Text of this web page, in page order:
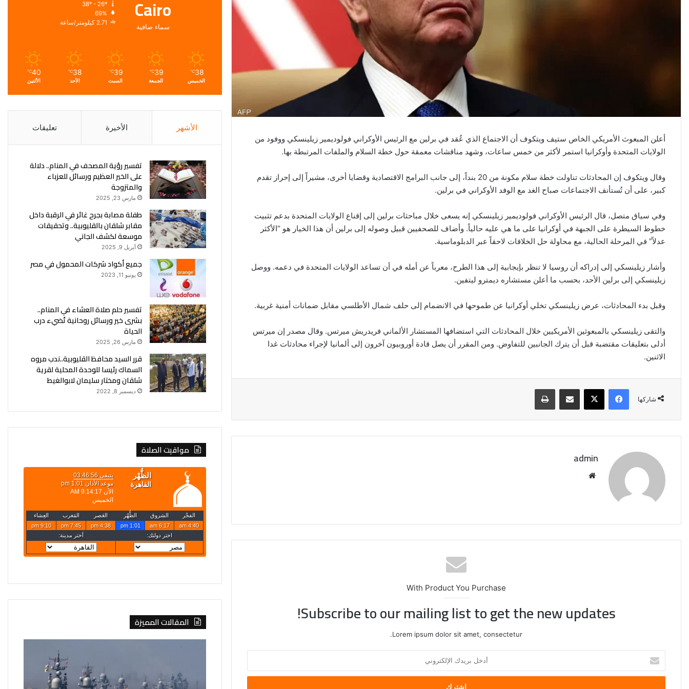
أعلن المبعوث الأمريكي الخاص ستيف ويتكوف أن الاجتماع الذي عُقد في برلين مع الرئيس الأوكراني فولوديمير زيلينسكي ووفود من
الولايات المتحدة وأوكرانيا استمر لأكثر من خمس ساعات، وشهد مناقشات معمقة حول خطة السلام والملفات المرتبطة بها.
وقال ويتكوف إن المحادثات تناولت خطة سلام مكونة من 20 بنداً، إلى جانب البرامج الاقتصادية وقضايا أخرى، مشيراً إلى إحراز تقدم
كبير، على أن تُستأنف الاجتماعات صباح الغد مع الوفد الأوكراني في برلين.
وفي سياق متصل، قال الرئيس الأوكراني فولوديمير زيلينسكي إنه يسعى خلال مباحثات برلين إلى إقناع الولايات المتحدة بدعم تثبيت
خطوط السيطرة على الجبهة في أوكرانيا على ما هي عليه حالياً. وأضاف للصحفيين قبيل وصوله إلى برلين أن هذا الخيار هو “الأكثر
عدلاً” في المرحلة الحالية، مع محاولة حل الخلافات لاحقاً عبر الدبلوماسية.
وأشار زيلينسكي إلى إدراكه أن روسيا لا تنظر بإيجابية إلى هذا الطرح، معرباً عن أمله في أن تساعد الولايات المتحدة في دعمه. ووصل
زيلينسكي إلى برلين الأحد، بحسب ما أعلن مستشاره ديمترو ليتفين.
وقبل بدء المحادثات، عرض زيلينسكي تخلي أوكرانيا عن طموحها في الانضمام إلى حلف شمال الأطلسي مقابل ضمانات أمنية غربية.
والتقى زيلينسكي بالمبعوثين الأمريكيين خلال المحادثات التي استضافها المستشار الألماني فريدريش ميرتس. وقال مصدر إن ميرتس
أدلى بتعليقات مقتضبة قبل أن يترك الجانبين للتفاوض. ومن المقرر أن يصل قادة أوروبيون آخرون إلى ألمانيا لإجراء محادثات غدا
الاثنين.
شاركها
فيسبوك ‫X مشاركة عبر البريد طباعة
admin
With Product You Purchase
Subscribe to our mailing list to get the new updates!
Lorem ipsum dolor sit amet, consectetur.
بريدك
الإلكتروني
Cairo
سماء صافية
69%
2.71 كيلومتر/ساعة
38
℃
الخميس
39
℃
الجمعة
39
℃
السبت
38
℃
الأحد
40
℃
الأثنين
الأشهر الأخيرة تعليقات
تفسير رؤية المصحف في المنام.. دلالة
على الخير العظيم ورسائل للعزباء
والمتزوجة
مارس 23, 2025
طفلة مصابة بجرح غائر في الرقبة داخل
مقابر شلقان بالقليوبية.. وتحقيقات
موسعة لكشف الجاني
أبريل 9, 2025
جميع أكواد شركات المحمول في مصر
يونيو 11, 2023
تفسير حلم صلاة العشاء في المنام..
بشرى خير ورسائل روحانية تُضيء درب
الحياة
مارس 26, 2025
قرر السيد محافظ القليوبية..ندب مروه
السماك رئيسا للوحدة المحلية لقرية
شلقان ومختار سليمان لابوالغيط
ديسمبر 8, 2022
مواقيت الصلاة
المقالات المميزة
مع
مضادة